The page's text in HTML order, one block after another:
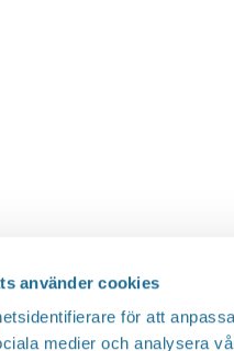
använder cookies
för att
medier och analysera